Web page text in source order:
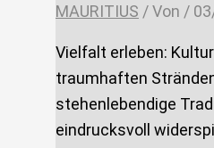
MAURITIUS / Von /
Vielfalt erleben:
traumhaften
stehenlebendige
eindrucksvoll